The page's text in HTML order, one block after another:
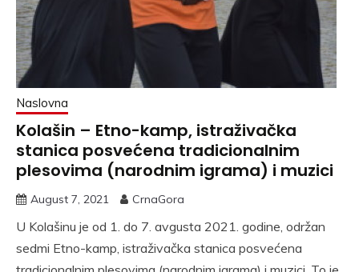
Naslovna
Kolašin – Etno-kamp, istraživačka
stanica posvećena tradicionalnim
plesovima (narodnim igrama) i muzici
August 7, 2021 CrnaGora
U Kolašinu je od 1. do 7. avgusta 2021. godine, održan
sedmi Etno-kamp, istraživačka stanica posvećena